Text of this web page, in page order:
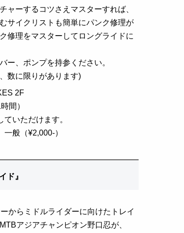
ャーするコツさえマスターすれば、
サイクリストも簡単にパンク修理が
修理をマスターしてロングライドに
ー、ポンプを持参ください。
数に限りがあります)
2F
間）
いただけます。
般（¥2,000-）
ド 』
からミドルライダーに向けたトレイ
アジアチャンピオン野口忍が、